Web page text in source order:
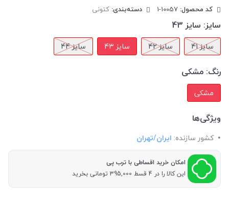
کد محصول: دسته‌بندی: کتونی
سایز: سایز 43
سایز 41 سایز 42 سایز 43 سایز 44
رنگ: مشکی
مشکی
ویژگی‌ها
کشور سازنده: ایران/تهران
امکان خرید اقساطی با ترب پی
این کالا را در 4 قسط 395,000 تومانی بخرید